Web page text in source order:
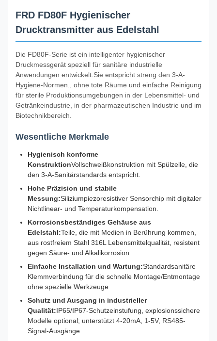
FRD FD80F Hygienischer
Drucktransmitter aus Edelstahl
Die FD80F-Serie ist ein intelligenter hygienischer
Druckmessgerät speziell für sanitäre industrielle
Anwendungen entwickelt.Sie entspricht streng den 3-A-
Hygiene-Normen., ohne tote Räume und einfache Reinigung
für sterile Produktionsumgebungen in der Lebensmittel- und
Getränkeindustrie, in der pharmazeutischen Industrie und im
Biotechnikbereich.
Wesentliche Merkmale
Hygienisch konforme
KonstruktionVollschweißkonstruktion mit Spülzelle, die
den 3-A-Sanitärstandards entspricht.
Hohe Präzision und stabile
Messung:Siliziumpiezoresistiver Sensorchip mit digitaler
Nichtlinear- und Temperaturkompensation.
Korrosionsbeständiges Gehäuse aus
Edelstahl:Teile, die mit Medien in Berührung kommen,
aus rostfreiem Stahl 316L Lebensmittelqualität, resistent
gegen Säure- und Alkalikorrosion
Einfache Installation und Wartung:Standardsanitäre
Klemmverbindung für die schnelle Montage/Entmontage
ohne spezielle Werkzeuge
Schutz und Ausgang in industrieller
Qualität:IP65/IP67-Schutzeinstufung, explosionssichere
Modelle optional; unterstützt 4-20mA, 1-5V, RS485-
Signal-Ausgänge